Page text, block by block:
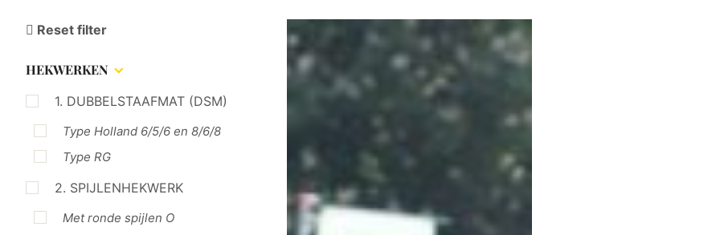
Reset filter
HEKWERKEN
1. DUBBELSTAAFMAT (DSM)
Type Holland 6/5/6 en 8/6/8
Type RG
2. SPIJLENHEKWERK
Met ronde spijlen O